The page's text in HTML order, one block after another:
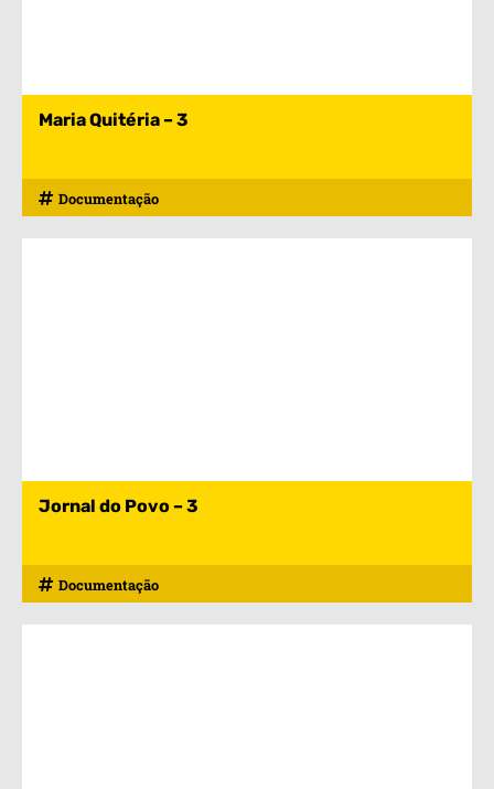
Maria Quitéria – 3
Documentação
Jornal do Povo – 3
Documentação